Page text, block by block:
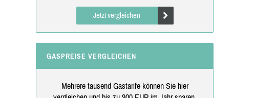
Jetzt vergleichen
GASPREISE VERGLEICHEN
Mehrere tausend Gastarife können Sie hier